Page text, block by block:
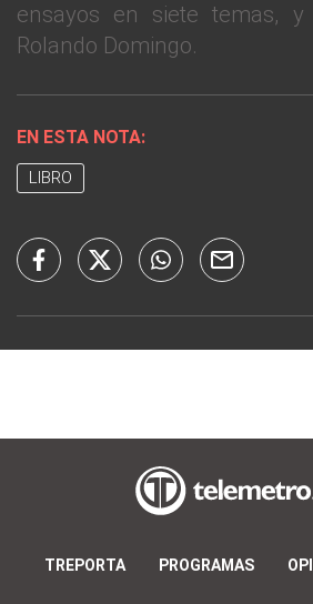
ensayos en siete temas,
Rolando Domingo.
EN ESTA NOTA:
LIBRO
TREPORTA PROGRAMAS